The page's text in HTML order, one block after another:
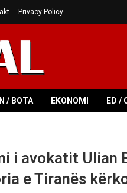
Privacy Policy
/ BOTA EKONOMI ED /
i avokatit Ulian
e Tiranës